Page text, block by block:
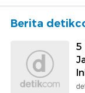
Berita
5